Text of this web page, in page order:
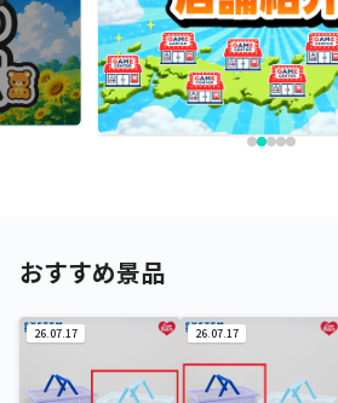
おすすめ景品
26.07.17 26.07.17